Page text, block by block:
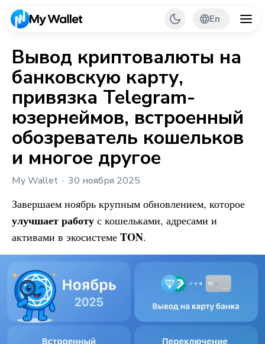
En
Back
My Wallet Tips
PR & Partnerships
Вывод криптовалюты на
банковскую карту,
привязка Telegram-
юзернеймов, встроенный
обозреватель кошельков
и многое другое
My Wallet 30 ноября 2025
Завершаем ноябрь крупным обновлением, которое
улучшает работу с кошельками, адресами и
активами в экосистеме TON.